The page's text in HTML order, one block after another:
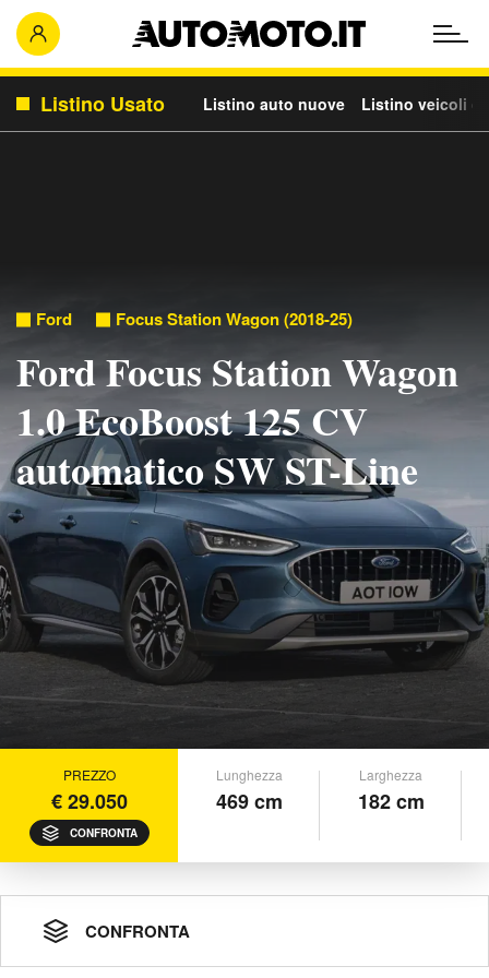
Listino Usato Listino auto nuove Listino veicoli
Ford Focus Station Wagon (2018-25)
Ford Focus Station Wagon
1.0 EcoBoost 125 CV
automatico SW ST-Line
PREZZO
€ 29.050
CONFRONTA
Lunghezza
469 cm
Larghezza
182 cm
CONFRONTA